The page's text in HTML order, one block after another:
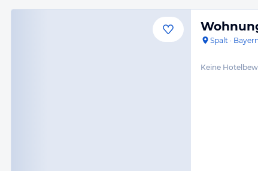
Spalt · Bayern
Keine